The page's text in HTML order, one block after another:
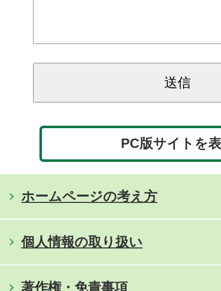
PC版サイトを
ホームページの考え方
個人情報の取り扱い
著作権・免責事項